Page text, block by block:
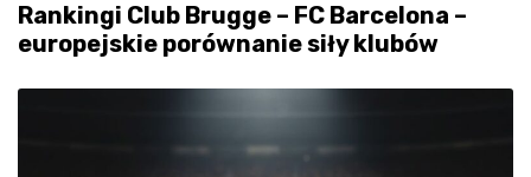
Rankingi Club Brugge – FC Barcelona –
europejskie porównanie siły klubów